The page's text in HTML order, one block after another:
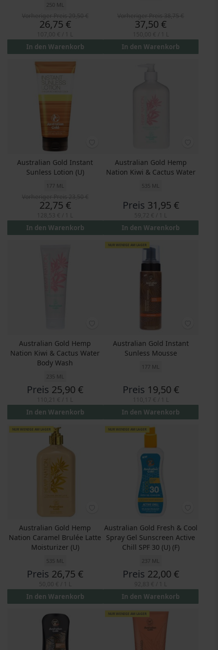
250 ML
Preis
26,75 €
In den Warenkorb
Preis
37,50 €
In den Warenkorb
Australian Gold Instant
Sunless Lotion (U)
177 ML
Preis
22,75 €
In den Warenkorb
Australian Gold Hemp
Nation Kiwi & Cactus Water
535 ML
Preis 31,95 €
In den Warenkorb
Australian Gold Hemp
Nation Kiwi & Cactus Water
Body Wash
235 ML
Preis 25,90 €
In den Warenkorb
NUR WENIGE AM LAGER
Australian Gold Instant
Sunless Mousse
177 ML
Preis 19,50 €
In den Warenkorb
NUR WENIGE AM LAGER
Australian Gold Hemp
Nation Caramel Brulée Latte
Moisturizer (U)
535 ML
Preis 26,75 €
In den Warenkorb
NUR WENIGE AM LAGER
Australian Gold Fresh & Cool
Spray Gel Sunscreen Active
Chill SPF 30 (U) (F)
237 ML
Preis 22,00 €
In den Warenkorb
NUR WENIGE AM LAGER